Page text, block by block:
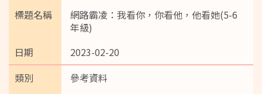
網路霸凌：我看你，你看他，他看她(5-6
年級)
2023-02-20
參考資料